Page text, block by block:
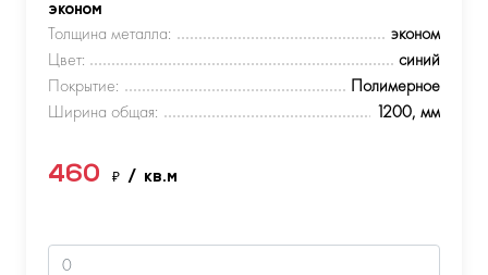
эконом
Толщина металла:
эконом
Цвет:
синий
Покрытие:
Полимерное
Ширина общая:
1200, мм
460 ₽ / кв.м